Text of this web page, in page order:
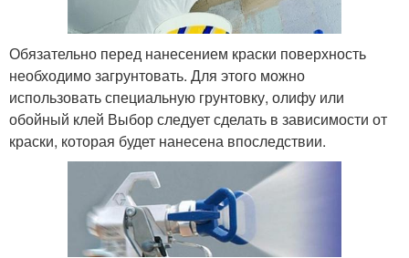
Обязательно перед нанесением краски поверхность
необходимо загрунтовать. Для этого можно
использовать специальную грунтовку, олифу или
обойный клей Выбор следует сделать в зависимости от
краски, которая будет нанесена впоследствии.